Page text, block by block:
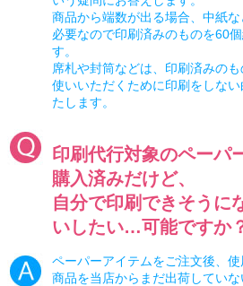
商品から端数が出る場合、中紙
必要なので印刷済みのものを60
す。
席札や封筒などは、印刷済みの
使いいただくために印刷をしな
たします。
印刷代行対象のペーパ
購入済みだけど、
自分で印刷できそうに
いしたい…可能ですか
ペーパーアイテムをご注文後、使
商品を当店からまだ出荷してい